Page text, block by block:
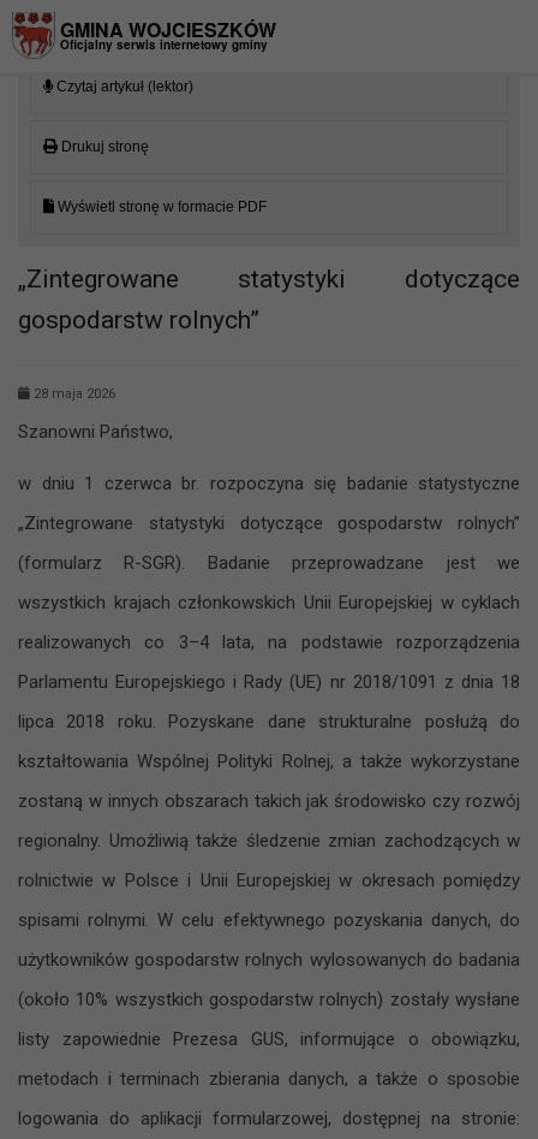
GMINA WOJCIESZKÓW
Oficjalny serwis internetowy gminy
Czytaj artykuł (lektor)
Drukuj stronę
Wyświetl stronę w formacie PDF
„Zintegrowane statystyki dotyczące
gospodarstw rolnych”
28 maja 2026
Szanowni Państwo,
w dniu 1 czerwca br. rozpoczyna się badanie statystyczne
„Zintegrowane statystyki dotyczące gospodarstw rolnych”
(formularz R-SGR). Badanie przeprowadzane jest we
wszystkich krajach członkowskich Unii Europejskiej w cyklach
realizowanych co 3–4 lata, na podstawie rozporządzenia
Parlamentu Europejskiego i Rady (UE) nr 2018/1091 z dnia 18
lipca 2018 roku. Pozyskane dane strukturalne posłużą do
kształtowania Wspólnej Polityki Rolnej, a także wykorzystane
zostaną w innych obszarach takich jak środowisko czy rozwój
regionalny. Umożliwią także śledzenie zmian zachodzących w
rolnictwie w Polsce i Unii Europejskiej w okresach pomiędzy
spisami rolnymi. W celu efektywnego pozyskania danych, do
użytkowników gospodarstw rolnych wylosowanych do badania
(około 10% wszystkich gospodarstw rolnych) zostały wysłane
listy zapowiednie Prezesa GUS, informujące o obowiązku,
metodach i terminach zbierania danych, a także o sposobie
logowania do aplikacji formularzowej, dostępnej na stronie: